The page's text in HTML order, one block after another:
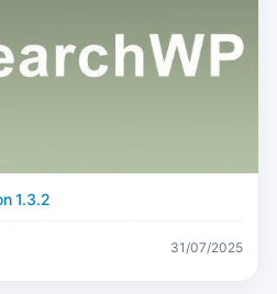
1.3.2
31/07/2025